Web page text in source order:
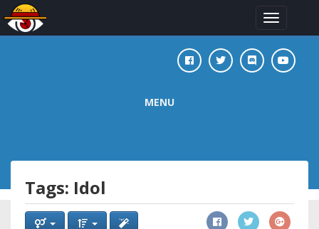
Toggle
navigation
MENU
Tags: Idol